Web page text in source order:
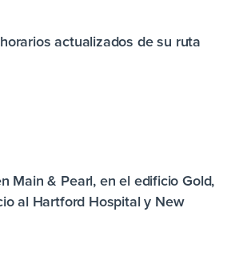
actualizados de su ruta
Main & Pearl, en el edificio Gold,
al Hartford Hospital y New